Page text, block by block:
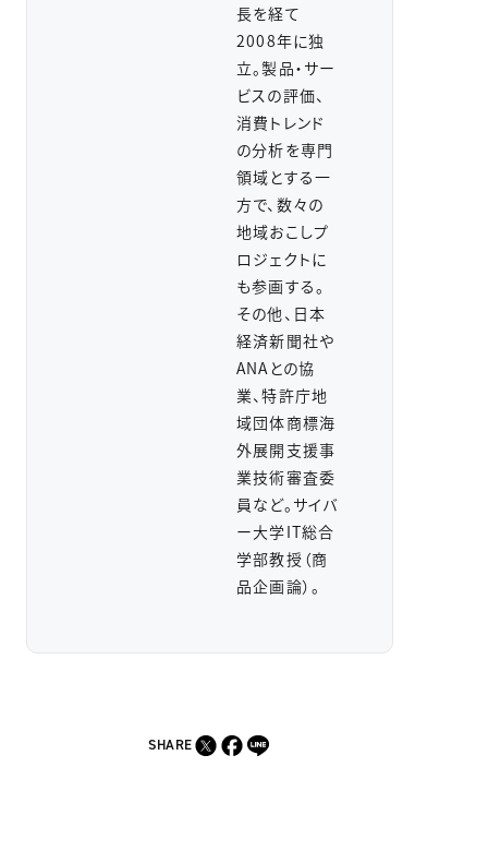
長を経て
2008年に独
立。製品・サー
ビスの評価、
消費トレンド
の分析を専門
領域とする一
方で、数々の
地域おこしプ
ロジェクトに
も参画する。
その他、日本
経済新聞社や
ANAとの協
業、特許庁地
域団体商標海
外展開支援事
業技術審査委
員など。サイバ
ー大学IT総合
学部教授（商
品企画論）。
SHARE